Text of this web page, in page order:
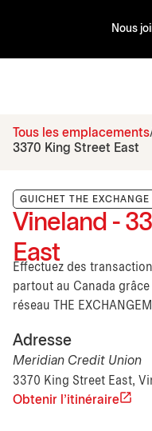
Nous
Tous les emplacements
3370 King Street East
GUICHET THE EXCHANGE
Vineland -
East
Effectuez des
partout au Canada
réseau THE
Adresse
Meridian Credit Union
3370 King Street East,
Obtenir l'itinéraire